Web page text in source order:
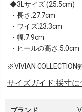
3Lサイズ (25.5cm)
・長さ:27.7cm
・ワイズ:23.3cm
・幅:7.9cm
・ヒールの高さ:5.0cm
※VIVIAN
サイズガイド:採寸
ブランド :